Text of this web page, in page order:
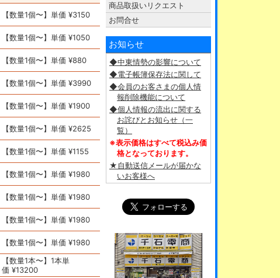
【数量1個〜】単価 ¥3150
【数量1個〜】単価 ¥1050
【数量1個〜】単価 ¥880
【数量1個〜】単価 ¥3990
【数量1個〜】単価 ¥1900
【数量1個〜】単価 ¥2625
【数量1個〜】単価 ¥1155
【数量1個〜】単価 ¥1980
【数量1個〜】単価 ¥1980
【数量1個〜】単価 ¥1980
【数量1個〜】単価 ¥1980
【数量1本〜】1本単
価 ¥13200
商品取扱いリクエスト
お問合せ
お知らせ
◆中東情勢の影響について
◆電子帳簿保存法に関して
◆会員のお客さまの個人情
報削除機能について
◆個人情報の流出に関する
お詫びとお知らせ（一
覧）
※表示価格はすべて税込み価
格となっております。
★自動送信メールが届かな
いお客様へ